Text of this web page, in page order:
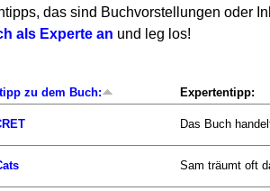
das sind Buchvorstellungen oder
als Experte an und leg los!
zu dem Buch: Expertentipp:
Das Buch
Sam träumt oft